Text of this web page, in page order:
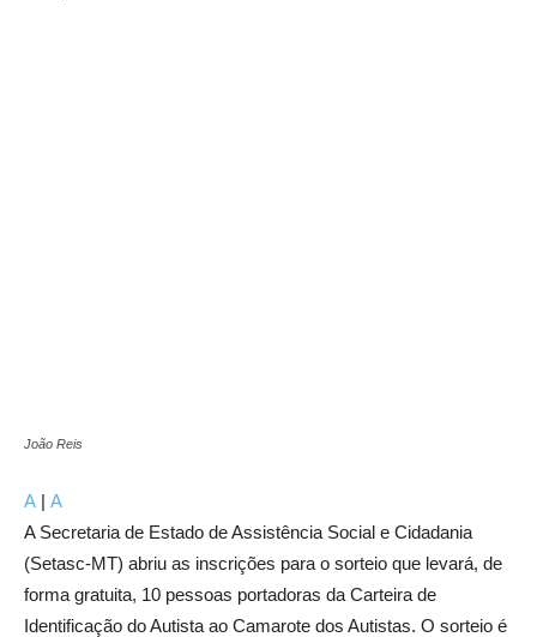
João Reis
A | A
A Secretaria de Estado de Assistência Social e Cidadania
(Setasc-MT) abriu as inscrições para o sorteio que levará, de
forma gratuita, 10 pessoas portadoras da Carteira de
Identificação do Autista ao Camarote dos Autistas. O sorteio é